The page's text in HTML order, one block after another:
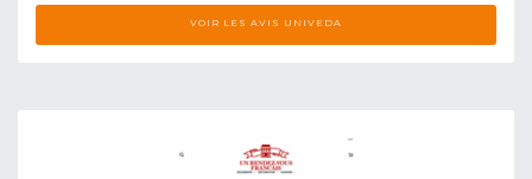
VOIR LES AVIS UNIVEDA